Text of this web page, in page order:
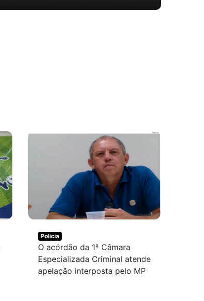
Policia
O acórdão da 1ª Câmara
Especializada Criminal atende
apelação interposta pelo MP